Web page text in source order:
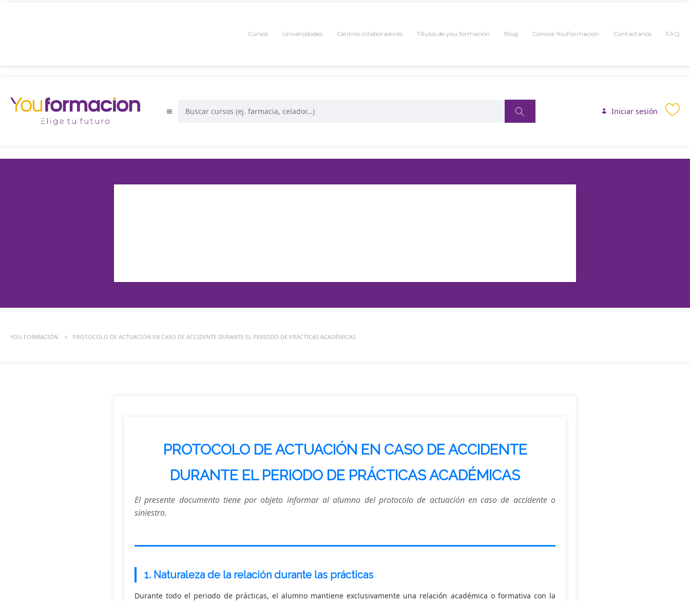
Cursos Universidades Centros colaboradores Títulos de you formación Blog Conoce YouFormacion Contáctanos FAQ
Iniciar sesión
YOU FORMACIÓN > PROTOCOLO DE ACTUACIÓN EN CASO DE ACCIDENTE DURANTE EL PERIODO DE PRÁCTICAS ACADÉMICAS
PROTOCOLO DE ACTUACIÓN EN CASO DE ACCIDENTE
DURANTE EL PERIODO DE PRÁCTICAS ACADÉMICAS
El presente documento tiene por objeto informar al alumno del protocolo de actuación en caso de accidente o
siniestro.
1. Naturaleza de la relación durante las prácticas
Durante todo el periodo de prácticas, el alumno mantiene exclusivamente una relación académica o formativa con la